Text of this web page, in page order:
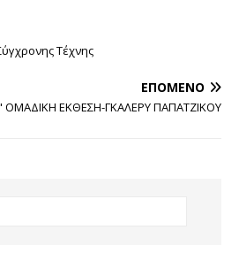
Τέχνης
ΕΠΌΜΕΝΟ
ΕΚΘΕΣΗ-ΓΚΑΛΕΡΥ ΠΑΠΑΤΖΙΚΟΥ